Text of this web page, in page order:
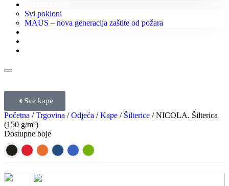
Svi pokloni
MAUS – nova generacija zaštite od požara
Sve kape
Početna /Trgovina /Odjeća /Kape / Šilterice / NICOLA. Šilterica
(150 g/m²)
Dostupne boje